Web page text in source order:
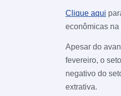
Clique aqui
econômicas na
Apesar do
fevereiro, o
negativo do
extrativa.